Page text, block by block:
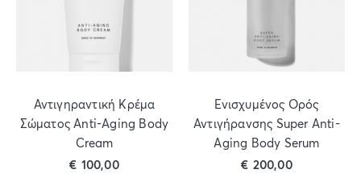
Αντιγηραντική Κρέμα
Σώματος Anti-Aging Body
Cream
€ 100,00
Ενισχυμένος Ορός
Αντιγήρανσης Super Anti-
Aging Body Serum
€ 200,00